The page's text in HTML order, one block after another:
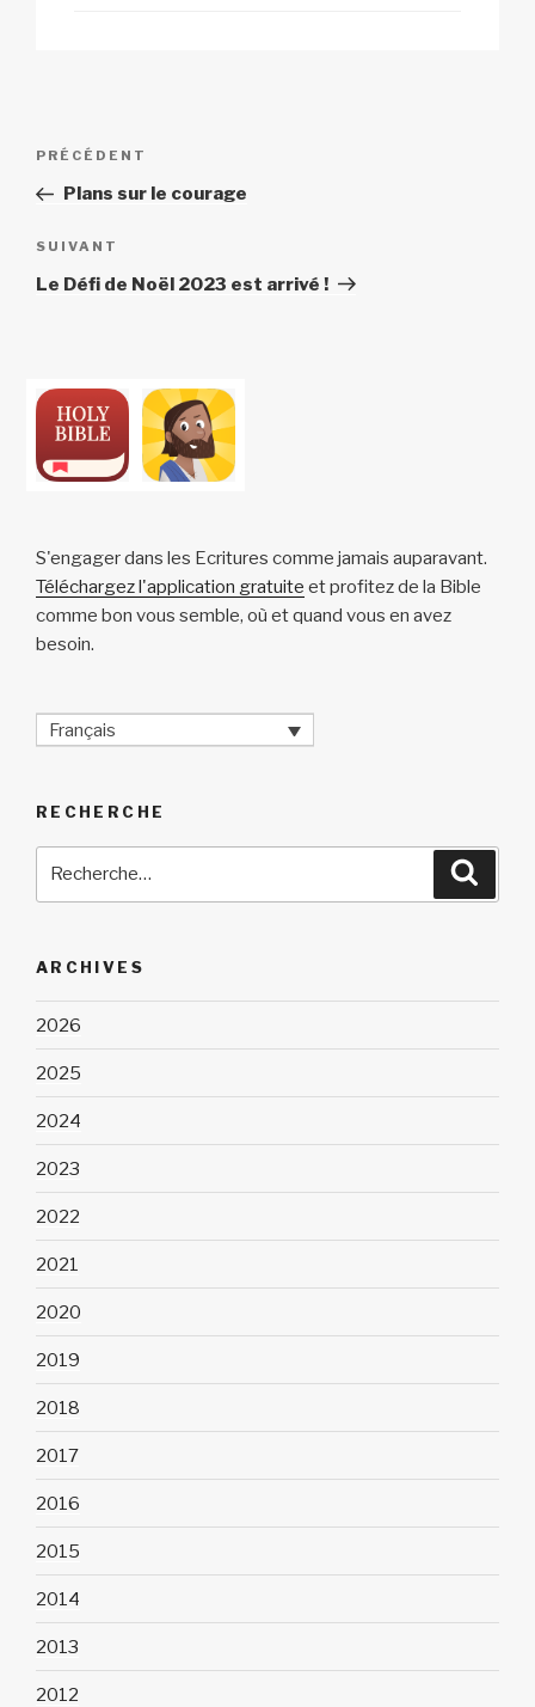
Navigation
l’article
Article
précédent
PRÉCÉDENT
Plans sur le courage
Article
suivant
SUIVANT
Le Défi de Noël 2023 est arrivé !
S'engager dans les Ecritures comme jamais auparavant.
Téléchargez l'application gratuite et profitez de la Bible
comme bon vous semble, où et quand vous en avez
besoin.
Français
RECHERCHE
ARCHIVES
2026
2025
2024
2023
2022
2021
2020
2019
2018
2017
2016
2015
2014
2013
2012